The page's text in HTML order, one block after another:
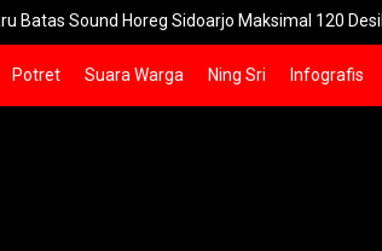
Horeg Sidoarjo Maksimal 120 Desibel
Potret Suara Warga Ning Sri Infografis